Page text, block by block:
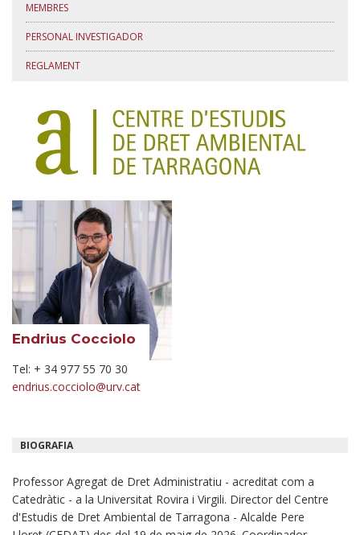
MEMBRES
PERSONAL INVESTIGADOR
REGLAMENT
Endrius Cocciolo
Tel: + 34 977 55 70 30
endrius.cocciolo@urv.cat
BIOGRAFIA
Professor Agregat de Dret Administratiu - acreditat com a
Catedràtic - a la Universitat Rovira i Virgili. Director del Centre
d'Estudis de Dret Ambiental de Tarragona - Alcalde Pere